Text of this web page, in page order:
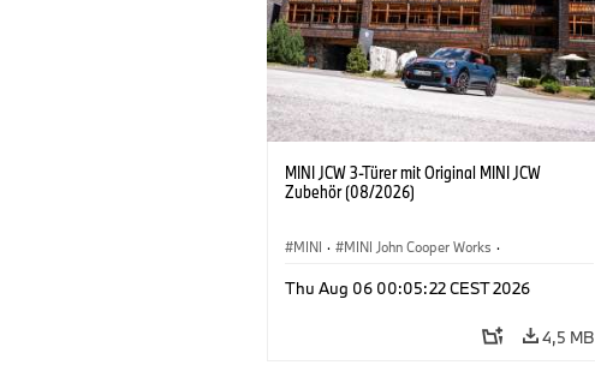
MINI JCW 3-Türer mit Original MINI JCW
Zubehör (08/2026)
MINI · MINI John Cooper Works ·
Sonderausstattungen, Zubehör
Thu Aug 06 00:05:22 CEST 2026
4,5 MB